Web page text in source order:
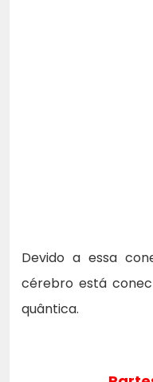
Devido a essa
cérebro está
quântica.